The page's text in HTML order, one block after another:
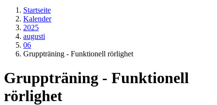
Startseite
Kalender
2025
augusti
06
Gruppträning - Funktionell rörlighet
Gruppträning - Funktionell
rörlighet